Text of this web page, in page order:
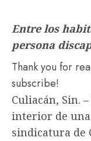
Entre los
persona
Thank you for
subscribe!
Culiacán, Sin.
interior de
sindicatura de